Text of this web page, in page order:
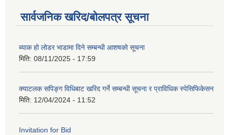
सार्वजनिक खरिद/बोलपत्र सूचना
ब्याक हो लोडर भाडामा दिने सम्बन्धी आशषको सूचना
मिति: 08/11/2025 - 17:59
क्याटलक सपिङ्ग विधिबाट खरिद गर्ने सम्बन्धी सूचना र प्राविधिक स्पेसिफिकेसन
मिति: 12/04/2024 - 11:52
Invitation for Bid